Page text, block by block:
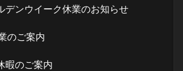
デンウイーク休業のお知らせ
のご案内
暇のご案内